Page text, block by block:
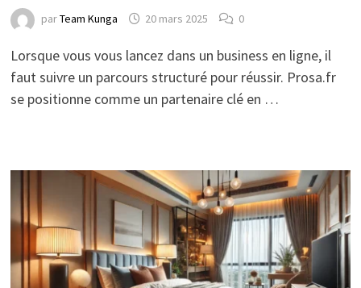
parTeam Kunga 20 mars 2025 0
Lorsque vous vous lancez dans un business en ligne, il
faut suivre un parcours structuré pour réussir. Prosa.fr
se positionne comme un partenaire clé en …